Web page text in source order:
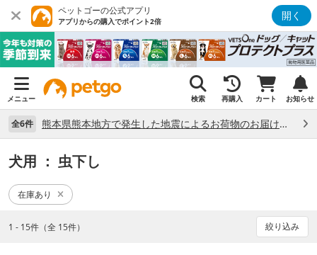
ペットゴーの公式アプリ
アプリからの購入でポイント2倍 開く
メニュー 検索 再購入 カート お知らせ
全6件 熊本県熊本地方で発生した地震によるお荷物のお届け状況について （7/28）
犬用 ： 虫下し
在庫あり
1 - 15件（全 15件） 絞り込み